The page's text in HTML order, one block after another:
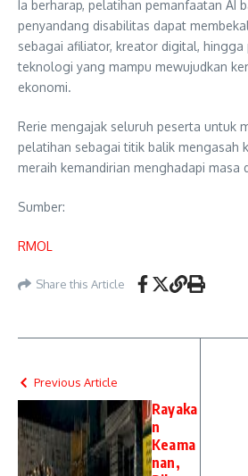
Ia berharap, pelatihan pemanfaatan AI
penyandang disabilitas dapat
sebagai afiliator, kreator digital, hingga
teknologi yang mampu mewujudkan
ekonomi.
Rerie mengajak seluruh peserta untuk
pelatihan sebagai titik balik mengasah
meraih kemandirian menghadapi masa
Sumber:
RMOL
Share this Article
Previous Article
Rayaka
n
Keama
nan,